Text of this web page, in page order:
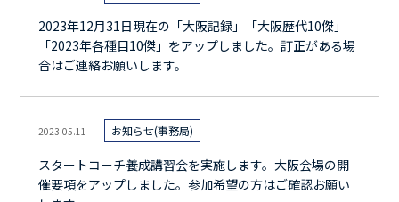
2023年12月31日現在の「大阪記録」「大阪歴代10傑」
「2023年各種目10傑」をアップしました。訂正がある場
合はご連絡お願いします。
2023.05.11 お知らせ(事務局)
スタートコーチ養成講習会を実施します。大阪会場の開
催要項をアップしました。参加希望の方はご確認お願い